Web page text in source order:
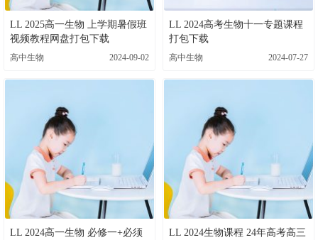
LL 2025高一生物 上学期暑假班
视频教程网盘打包下载
高中生物 2024-09-02
LL 2024高考生物十一专题课程
打包下载
高中生物 2024-07-27
LL 2024高一生物 必修一+必须
LL 2024生物课程 24年高考高三